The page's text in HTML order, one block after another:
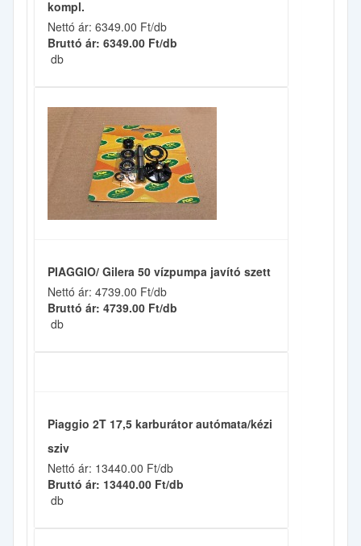
kompl.
Nettó ár: 6349.00 Ft/db
Bruttó ár: 6349.00 Ft/db
db
PIAGGIO/ Gilera 50 vízpumpa javító szett
Nettó ár: 4739.00 Ft/db
Bruttó ár: 4739.00 Ft/db
db
Piaggio 2T 17,5 karburátor autómata/kézi
sziv
Nettó ár: 13440.00 Ft/db
Bruttó ár: 13440.00 Ft/db
db